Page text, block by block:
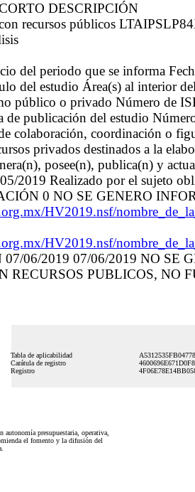
DESCRIPCIÓN
recursos públicos
del periodo que se informa
del estudio Área(s) al interior
público o privado Número de
de publicación del estudio
colaboración, coordinación o
privados destinados a la
posee(n), publica(n) y
2019 Realizado por el sujeto
0 NO SE GENERO
HV2019.nsf/
HV2019.nsf/
06/2019 07/06/2019 NO SE
RECURSOS PUBLICOS, NO
Tabla de aplicabilidad
Carátula de registro
Registro
presupuestaria, operativa,
el fomento y la difusión del